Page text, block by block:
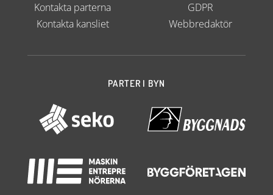
Kontakta parterna
Kontakta kansliet
GDPR
Webbredaktör
PARTER I BYN